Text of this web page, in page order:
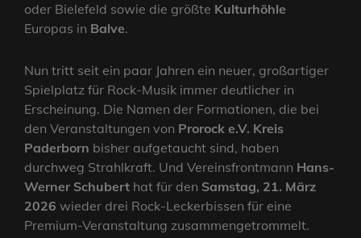
oder Bielefeld sowie die größte Kulturhöhle
Europas in Balve.
Nun tritt seit ein paar Jahren ein neuer, großartiger
Spielplatz für Rock-Musik immer deutlicher in
Erscheinung. Die Namen der Formationen, die bei
den Veranstaltungen von Prorock e.V. Kreis
Paderborn bisher aufgetaucht sind, haben
durchweg Strahlkraft. Und Vereinsfrontmann Hans-
Werner Schubert hat für den Samstag, 21. März
2026 wieder drei Rock-Leckerbissen für eine
Premium-Veranstaltung zusammengetrommelt.